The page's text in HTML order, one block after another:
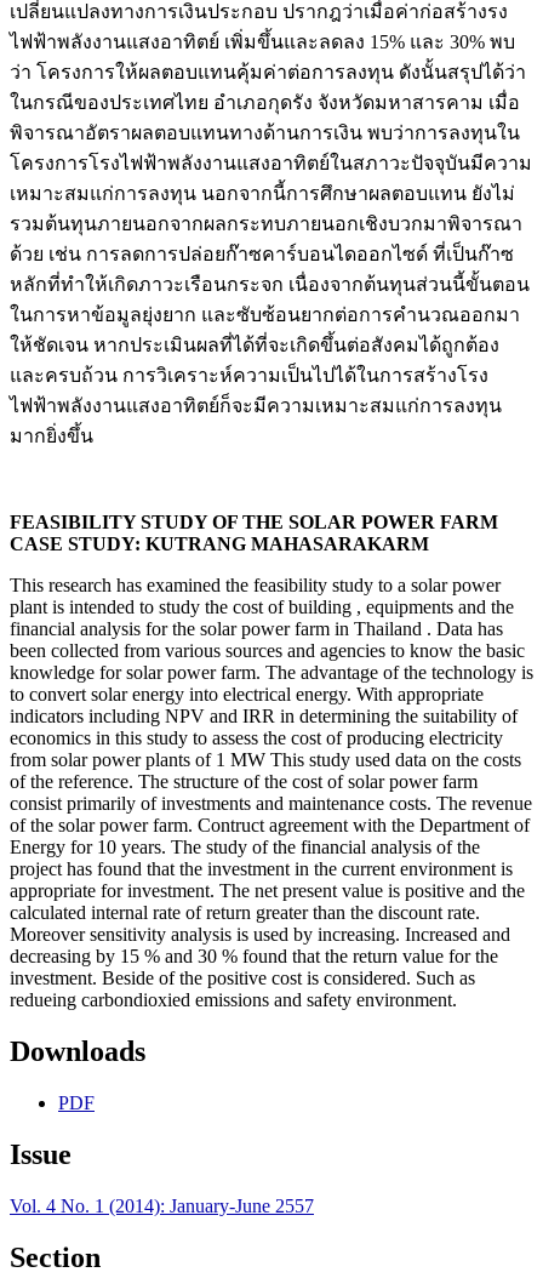
เปลี่ยนแปลงทางการเงินประกอบ ปรากฎว่าเมื่อค่าก่อสร้างรง
ไฟฟ้าพลังงานแสงอาทิตย์ เพิ่มขึ้นและลดลง 15% และ 30% พบ
ว่า โครงการให้ผลตอบแทนคุ้มค่าต่อการลงทุน ดังนั้นสรุปได้ว่า
ในกรณีของประเทศไทย อำเภอกุดรัง จังหวัดมหาสารคาม เมื่อ
พิจารณาอัตราผลตอบแทนทางด้านการเงิน พบว่าการลงทุนใน
โครงการโรงไฟฟ้าพลังงานแสงอาทิตย์ในสภาวะปัจจุบันมีความ
เหมาะสมแก่การลงทุน นอกจากนี้การศึกษาผลตอบแทน ยังไม่
รวมต้นทุนภายนอกจากผลกระทบภายนอกเชิงบวกมาพิจารณา
ด้วย เช่น การลดการปล่อยก๊าซคาร์บอนไดออกไซด์ ที่เป็นก๊าซ
หลักที่ทำให้เกิดภาวะเรือนกระจก เนื่องจากต้นทุนส่วนนี้ขั้นตอน
ในการหาข้อมูลยุ่งยาก และซับซ้อนยากต่อการคำนวณออกมา
ให้ชัดเจน หากประเมินผลที่ได้ที่จะเกิดขึ้นต่อสังคมได้ถูกต้อง
และครบถ้วน การวิเคราะห์ความเป็นไปได้ในการสร้างโรง
ไฟฟ้าพลังงานแสงอาทิตย์ก็จะมีความเหมาะสมแก่การลงทุน
มากยิ่งขึ้น
FEASIBILITY STUDY OF THE SOLAR POWER FARM
CASE STUDY: KUTRANG MAHASARAKARM
This research has examined the feasibility study to a solar power
plant is intended to study the cost of building , equipments and the
financial analysis for the solar power farm in Thailand . Data has
been collected from various sources and agencies to know the basic
knowledge for solar power farm. The advantage of the technology is
to convert solar energy into electrical energy. With appropriate
indicators including NPV and IRR in determining the suitability of
economics in this study to assess the cost of producing electricity
from solar power plants of 1 MW This study used data on the costs
of the reference. The structure of the cost of solar power farm
consist primarily of investments and maintenance costs. The revenue
of the solar power farm. Contruct agreement with the Department of
Energy for 10 years. The study of the financial analysis of the
project has found that the investment in the current environment is
appropriate for investment. The net present value is positive and the
calculated internal rate of return greater than the discount rate.
Moreover sensitivity analysis is used by increasing. Increased and
decreasing by 15 % and 30 % found that the return value for the
investment. Beside of the positive cost is considered. Such as
redueing carbondioxied emissions and safety environment.
Downloads
PDF
Issue
Vol. 4 No. 1 (2014): January-June 2557
Section